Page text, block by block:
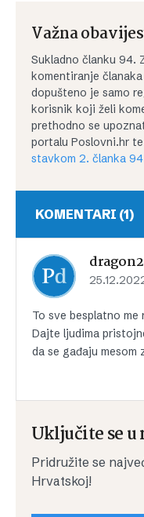
Važna
Sukladno članku 94.
komentiranje
dopušteno je samo
korisnik koji želi
prethodno se
portalu Poslovni.hr
stavkom 2. članka
KOMENTARI (1)
To sve besplatno
Dajte ljudima
da se gađaju
Uključite se u
Pridružite se
Hrvatskoj!